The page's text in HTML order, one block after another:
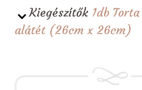
Kiegészítők 1db
alátét (26cm x 26cm)